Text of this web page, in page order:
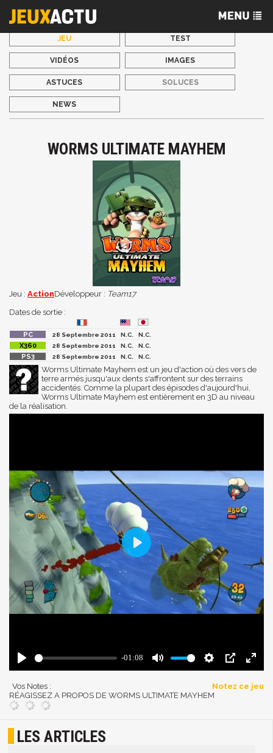
JEU TEST
VIDÉOS IMAGES
ASTUCES SOLUCES
NEWS
WORMS ULTIMATE MAYHEM
Jeu : ActionDéveloppeur : Team17
Dates de sortie :
28 Septembre 2011 N.C.
N.C.
28 Septembre 2011
N.C.
N.C.
28 Septembre 2011
N.C. N.C.
Worms Ultimate Mayhem est un jeu d'action où des vers de
terre armés jusqu'aux dents s'affrontent sur des terrains
accidentés. Comme la plupart des épisodes d'aujourd'hui,
Worms Ultimate Mayhem est entièrement en 3D au niveau
de la réalisation.
Vos Notes :
Notez ce jeu
RÉAGISSEZ A PROPOS DE WORMS ULTIMATE MAYHEM
LES ARTICLES